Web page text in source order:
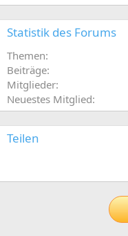
Statistik des Forums
Themen
Beiträge
Mitglieder
Neuestes Mitglied
Teilen